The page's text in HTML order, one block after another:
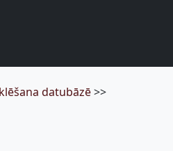
datubāzē>>